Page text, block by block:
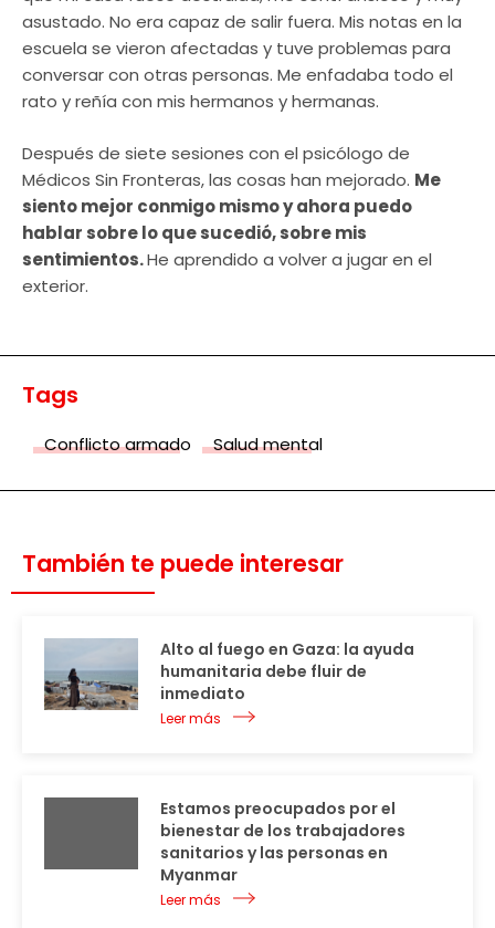
asustado. No era capaz de salir fuera. Mis notas en la
escuela se vieron afectadas y tuve problemas para
conversar con otras personas. Me enfadaba todo el
rato y reñía con mis hermanos y hermanas.
Después de siete sesiones con el psicólogo de
Médicos Sin Fronteras, las cosas han mejorado. Me
siento mejor conmigo mismo y ahora puedo
hablar sobre lo que sucedió, sobre mis
sentimientos.He aprendido a volver a jugar en el
exterior.
Tags
Conflicto armado Salud mental
También te puede interesar
Alto al fuego en Gaza: la ayuda
humanitaria debe fluir de
inmediato
Leer más
Estamos preocupados por el
bienestar de los trabajadores
sanitarios y las personas en
Myanmar
Leer más